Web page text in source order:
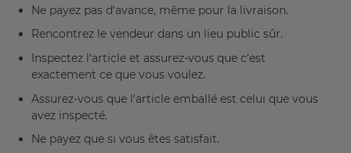
Ne payez pas d’avance, même pour la livraison.
Rencontrez le vendeur dans un lieu public sûr.
Inspectez l’article et assurez-vous que c’est
exactement ce que vous voulez.
Assurez-vous que l’article emballé est celui que vous
avez inspecté.
Ne payez que si vous êtes satisfait.